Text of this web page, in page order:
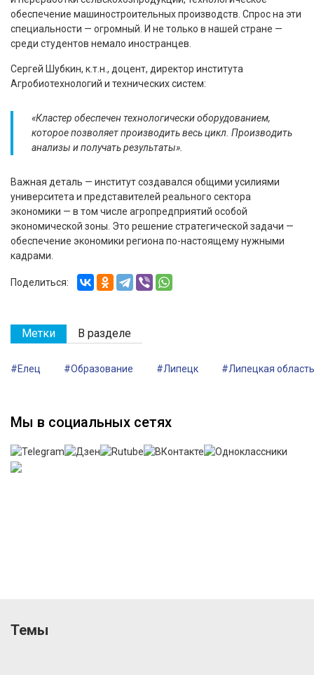
обеспечение машиностроительных производств. Спрос на эти
специальности — огромный. И не только в нашей стране —
среди студентов немало иностранцев.
Сергей Шубкин, к.т.н., доцент, директор института
Агробиотехнологий и технических систем:
«Кластер обеспечен технологически оборудованием,
которое позволяет производить весь цикл. Производить
анализы и получать результаты».
Важная деталь — институт создавался общими усилиями
университета и представителей реального сектора
экономики — в том числе агропредприятий особой
экономической зоны. Это решение стратегической задачи —
обеспечение экономики региона по-настоящему нужными
кадрами.
Поделиться:
Метки В разделе
#Елец #Образование #Липецк #Липецкая область
Мы в социальных сетях
Темы